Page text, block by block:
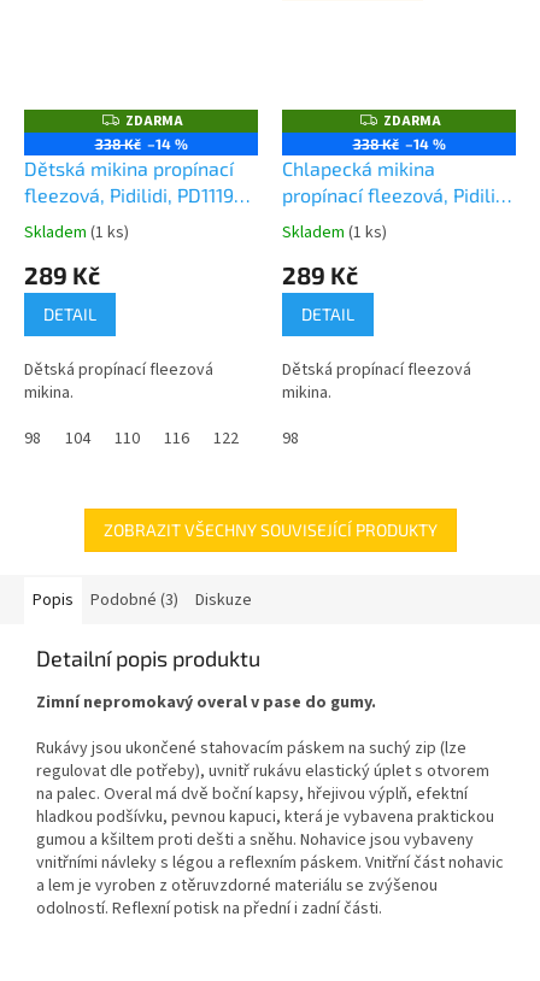
Z
D
A
R
M
A
ZDARMA
338 Kč –14 %
Dětská mikina propínací
fleezová, Pidilidi, PD1119-
08, červená
Průměrné
produktu
5
hvězdiček.
Skladem (1 ks)
289 Kč
DETAIL
Dětská propínací fleezová
mikina.
98
104 110 116 122 128
Z
D
A
R
M
A
ZDARMA
338 Kč –14 %
Chlapecká mikina
propínací fleezová, Pidilidi,
PD1119-04, modrá
Průměrné
produktu
5
hvězdiček.
Skladem (1 ks)
289 Kč
DETAIL
Dětská propínací fleezová
mikina.
98
ZOBRAZIT VŠECHNY SOUVISEJÍCÍ PRODUKTY
Popis Podobné (3) Diskuze
Detailní popis produktu
Zimní nepromokavý overal v pase do gumy.
Rukávy jsou ukončené stahovacím páskem na suchý zip (lze
regulovat dle potřeby), uvnitř rukávu elastický úplet s otvorem
na palec. Overal má dvě boční kapsy, hřejivou výplň, efektní
hladkou podšívku, pevnou kapuci, která je vybavena praktickou
gumou a kšiltem proti dešti a sněhu. Nohavice jsou vybaveny
vnitřními návleky s légou a reflexním páskem. Vnitřní část nohavic
a lem je vyroben z otěruvzdorné materiálu se zvýšenou
odolností. Reflexní potisk na přední i zadní části.